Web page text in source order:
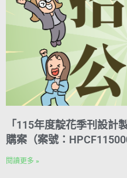
「115年度靛花季刊設計
購案（案號：
閱讀更多 »